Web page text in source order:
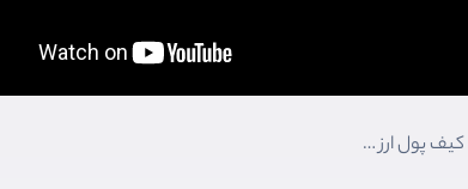
بهترین کیف پول ارز دیجیتال چیست ؟ بررسی مزایا و معایب ولت ها